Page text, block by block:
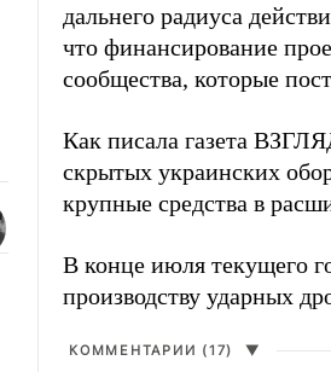
дальнего радиуса
что финансирование
сообщества, которые
Как писала газета
скрытых украинских
крупные средства в
В конце июля текущего
производству ударных
КОММЕНТАРИИ (17) ▼